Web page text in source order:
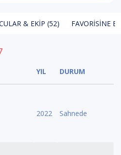
& EKIP (52) FAVORISINE
YIL DURUM
2022 Sahnede